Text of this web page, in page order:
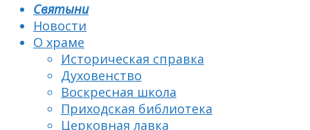
Святыни
Новости
О храме
Историческая справка
Духовенство
Воскресная школа
Приходская библиотека
Церковная лавка